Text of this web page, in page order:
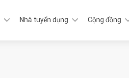
Nhà tuyển dụng Cộng đồng